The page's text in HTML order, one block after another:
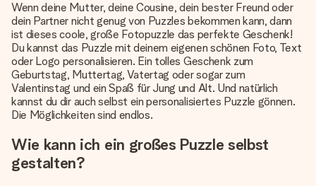
Wenn deine Mutter, deine Cousine, dein bester Freund oder
dein Partner nicht genug von Puzzles bekommen kann, dann
ist dieses coole, große Fotopuzzle das perfekte Geschenk!
Du kannst das Puzzle mit deinem eigenen schönen Foto, Text
oder Logo personalisieren. Ein tolles Geschenk zum
Geburtstag, Muttertag, Vatertag oder sogar zum
Valentinstag und ein Spaß für Jung und Alt. Und natürlich
kannst du dir auch selbst ein personalisiertes Puzzle gönnen.
Die Möglichkeiten sind endlos.
Wie kann ich ein großes Puzzle selbst
gestalten?